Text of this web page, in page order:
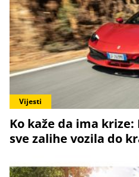
Vijesti
Ko kaže da ima
sve zalihe vozila do